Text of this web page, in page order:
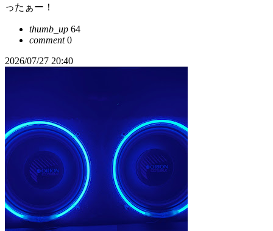
ったぁー！
thumb_up 64
comment0
2026/07/27 20:40